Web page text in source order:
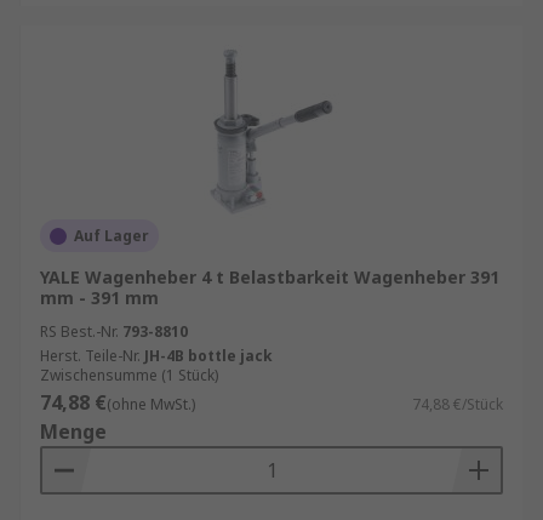
Auf Lager
YALE Wagenheber 4 t Belastbarkeit Wagenheber 391
mm - 391 mm
RS Best.-Nr. 793-8810
Herst. Teile-Nr. JH-4B bottle jack
Zwischensumme (1 Stück)
74,88 €(ohne MwSt.) 74,88 €/Stück
Menge